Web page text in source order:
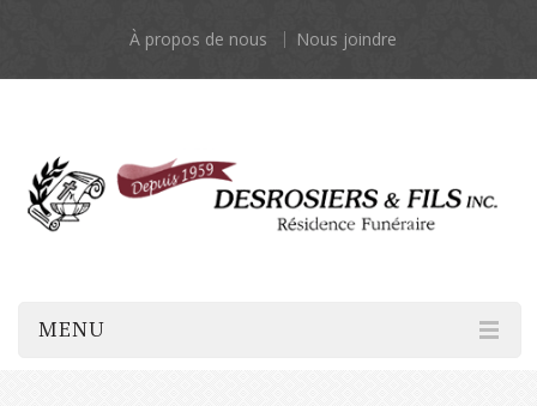
À propos de nous Nous joindre
MENU